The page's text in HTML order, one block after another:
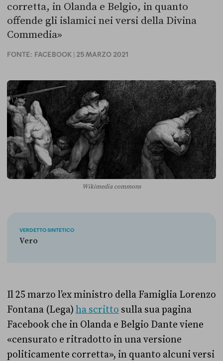
corretta, in Olanda e Belgio, in quanto
offende gli islamici nei versi della Divina
Commedia»
FONTE: FACEBOOK | 25 MARZO 2021
Wikimedia commons
VERDETTO SINTETICO
Vero
Il 25 marzo l’ex ministro della Famiglia Lorenzo
Fontana (Lega) ha scritto sulla sua pagina
Facebook che in Olanda e Belgio Dante viene
«censurato e ritradotto in una versione
politicamente corretta», in quanto alcuni versi